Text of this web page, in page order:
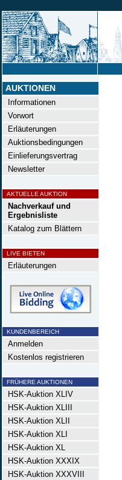
AUKTIONEN
Informationen
Vorwort
Erläuterungen
Auktionsbedingungen
Einlieferungsvertrag
Newsletter
AKTUELLE AUKTION
Nachverkauf und
Ergebnisliste
Katalog zum Blättern
LIVE BIETEN
Erläuterungen
KUNDENBEREICH
Anmelden
Kostenlos registrieren
FRÜHERE AUKTIONEN
HSK-Auktion XLIV
HSK-Auktion XLIII
HSK-Auktion XLII
HSK-Auktion XLI
HSK-Auktion XL
HSK-Auktion XXXIX
HSK-Auktion XXXVIII